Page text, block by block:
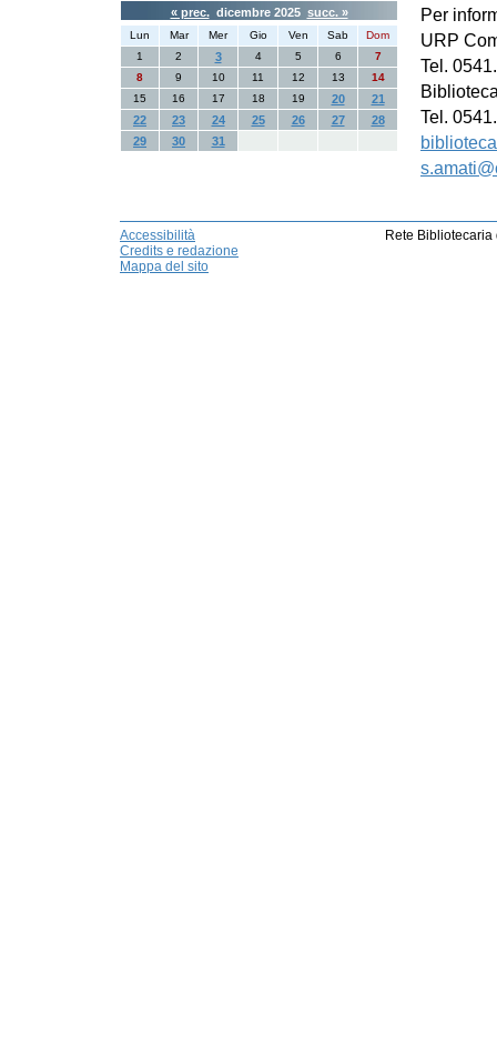
Per
URP
Tel.
Tel.
« prec.dicembre 2025 succ. »
Lun Mar Mer Gio Ven Sab
Dom
1
2 3 4 5 6
7
8
9 10 11 12 13
14
15
16 17 18 19 20
21
22
23 24 25 26 27
28
29
30 31
Accessibilità
Credits e redazione
Mappa del sito
Rete